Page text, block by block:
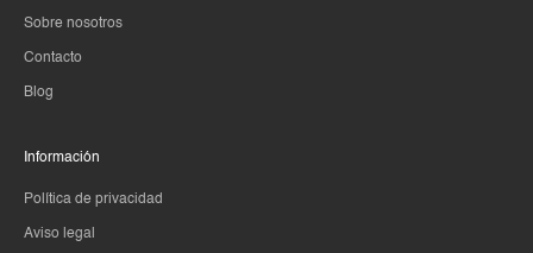
Sobre nosotros
Contacto
Blog
Información
Política de privacidad
Aviso legal